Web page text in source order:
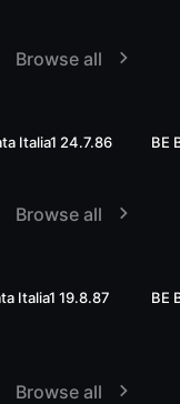
Browse all
01:22:35
Italia1 24.7.86 BE
Browse all
49:30
Italia1 19.8.87 BE
Browse all